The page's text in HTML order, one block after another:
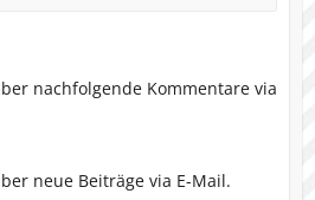
nachfolgende Kommentare via
neue Beiträge via E-Mail.